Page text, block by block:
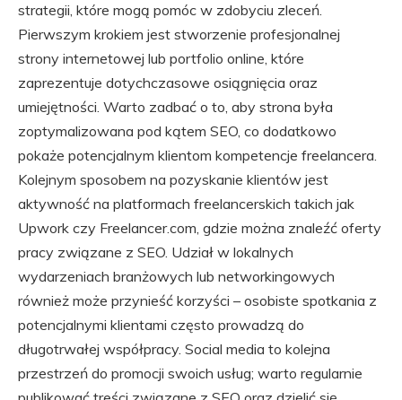
strategii, które mogą pomóc w zdobyciu zleceń.
Pierwszym krokiem jest stworzenie profesjonalnej
strony internetowej lub portfolio online, które
zaprezentuje dotychczasowe osiągnięcia oraz
umiejętności. Warto zadbać o to, aby strona była
zoptymalizowana pod kątem SEO, co dodatkowo
pokaże potencjalnym klientom kompetencje freelancera.
Kolejnym sposobem na pozyskanie klientów jest
aktywność na platformach freelancerskich takich jak
Upwork czy Freelancer.com, gdzie można znaleźć oferty
pracy związane z SEO. Udział w lokalnych
wydarzeniach branżowych lub networkingowych
również może przynieść korzyści – osobiste spotkania z
potencjalnymi klientami często prowadzą do
długotrwałej współpracy. Social media to kolejna
przestrzeń do promocji swoich usług; warto regularnie